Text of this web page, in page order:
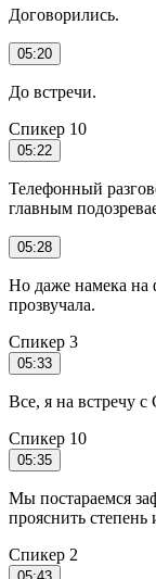
Договорились.
05:20
До встречи.
Спикер 10
05:22
Телефонный
главным
05:28
Но даже намека на
прозвучала.
Спикер 3
05:33
Все, я на встречу
Спикер 10
05:35
Мы постараемся
прояснить
Спикер 2